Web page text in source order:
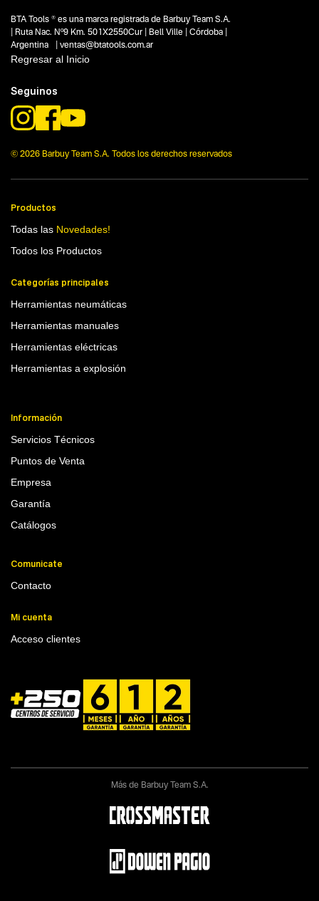
No items found.
Tecnologia
BTA Tools ® es una marca registrada de Barbuy Team S.A.
| Ruta Nac. Nº9 Km. 501X2550Cur | Bell Ville | Córdoba |
Argentina | ventas@btatools.com.ar
Regresar al Inicio
Seguinos
© 2026 Barbuy Team S.A. Todos los derechos reservados
Productos
Todas las Novedades!
Todos los Productos
Categorías principales
Herramientas neumáticas
Herramientas manuales
Herramientas eléctricas
Herramientas a explosión
Información
Servicios Técnicos
Puntos de Venta
Empresa
Garantía
Catálogos
Comunicate
Contacto
Mi cuenta
Acceso clientes
Más de Barbuy Team S.A.